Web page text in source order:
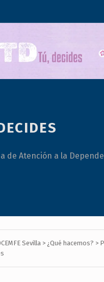
de Atención a la
Sevilla > ¿Qué hacemos? >